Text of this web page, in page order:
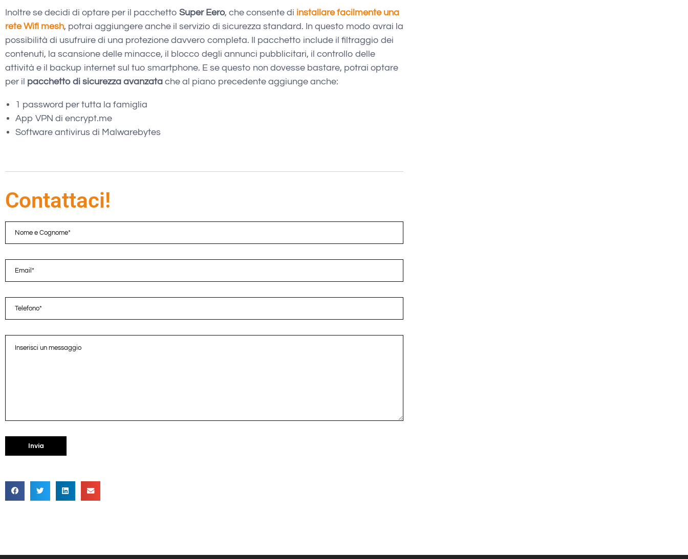
Inoltre se decidi di optare per il pacchetto Super Eero, che consente di installare facilmente una
rete Wifi mesh, potrai aggiungere anche il servizio di sicurezza standard. In questo modo avrai la
possibilità di usufruire di una protezione davvero completa. Il pacchetto include il filtraggio dei
contenuti, la scansione delle minacce, il blocco degli annunci pubblicitari, il controllo delle
attività e il backup internet sul tuo smartphone. E se questo non dovesse bastare, potrai optare
per il pacchetto di sicurezza avanzata che al piano precedente aggiunge anche:
1 password per tutta la famiglia
App VPN di encrypt.me
Software antivirus di Malwarebytes
Contattaci!